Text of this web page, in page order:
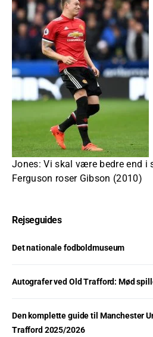
Jones: Vi skal være bedre end i
Ferguson roser Gibson (2010)
Rejseguides
Det nationale fodboldmuseum
Autografer ved Old Trafford: Mød
Den komplette guide til Manchester
Trafford 2025/2026